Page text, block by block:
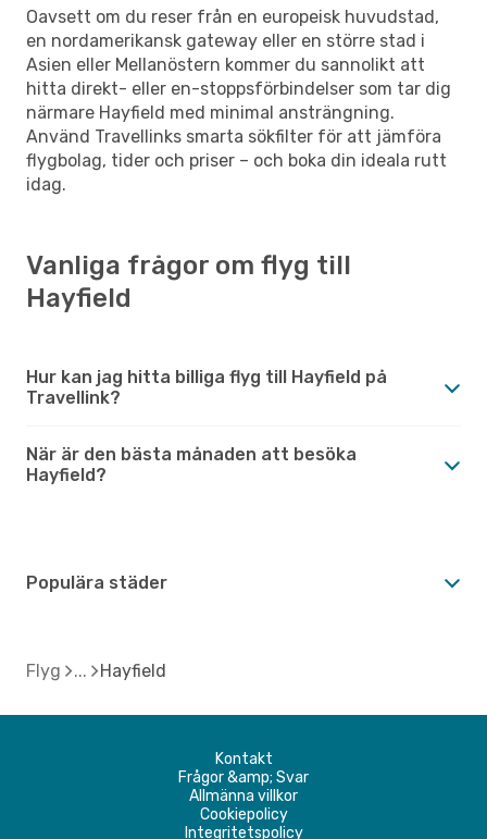
Oavsett om du reser från en europeisk huvudstad,
en nordamerikansk gateway eller en större stad i
Asien eller Mellanöstern kommer du sannolikt att
hitta direkt- eller en-stoppsförbindelser som tar dig
närmare Hayfield med minimal ansträngning.
Använd Travellinks smarta sökfilter för att jämföra
flygbolag, tider och priser – och boka din ideala rutt
idag.
Vanliga frågor om flyg till
Hayfield
Hur kan jag hitta billiga flyg till Hayfield på
Travellink?
När är den bästa månaden att besöka
Hayfield?
Populära städer
Flyg Hayfield
Kontakt
Frågor &amp; Svar
Allmänna villkor
Cookiepolicy
Integritetspolicy